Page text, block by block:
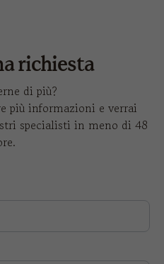
richiesta
di più?
più informazioni e verrai
specialisti in meno di 48